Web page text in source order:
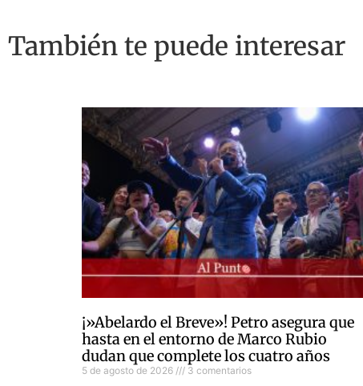
También te puede interesar
¡»Abelardo el Breve»! Petro asegura que
hasta en el entorno de Marco Rubio
dudan que complete los cuatro años
5 de agosto de 2026 3 comentarios